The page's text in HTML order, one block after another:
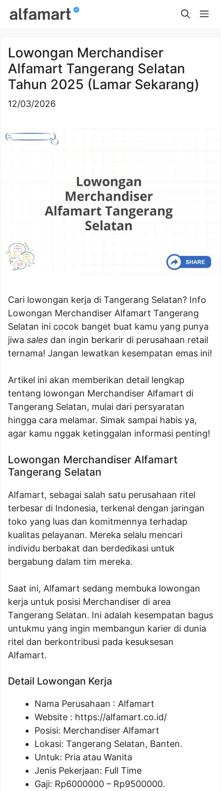
Lowongan Merchandiser
Alfamart Tangerang Selatan
Tahun 2025 (Lamar Sekarang)
12/03/2026
Cari lowongan kerja di Tangerang Selatan? Info
Lowongan Merchandiser Alfamart Tangerang
Selatan ini cocok banget buat kamu yang punya
jiwa sales dan ingin berkarir di perusahaan retail
ternama! Jangan lewatkan kesempatan emas ini!
Artikel ini akan memberikan detail lengkap
tentang lowongan Merchandiser Alfamart di
Tangerang Selatan, mulai dari persyaratan
hingga cara melamar. Simak sampai habis ya,
agar kamu nggak ketinggalan informasi penting!
Lowongan Merchandiser Alfamart
Tangerang Selatan
Alfamart, sebagai salah satu perusahaan ritel
terbesar di Indonesia, terkenal dengan jaringan
toko yang luas dan komitmennya terhadap
kualitas pelayanan. Mereka selalu mencari
individu berbakat dan berdedikasi untuk
bergabung dalam tim mereka.
Saat ini, Alfamart sedang membuka lowongan
kerja untuk posisi Merchandiser di area
Tangerang Selatan. Ini adalah kesempatan bagus
untukmu yang ingin membangun karier di dunia
ritel dan berkontribusi pada kesuksesan
Alfamart.
Detail Lowongan Kerja
Nama Perusahaan : Alfamart
Website : https://alfamart.co.id/
Posisi: Merchandiser Alfamart
Lokasi: Tangerang Selatan, Banten.
Untuk: Pria atau Wanita
Jenis Pekerjaan: Full Time
Gaji: Rp6000000 – Rp9500000.